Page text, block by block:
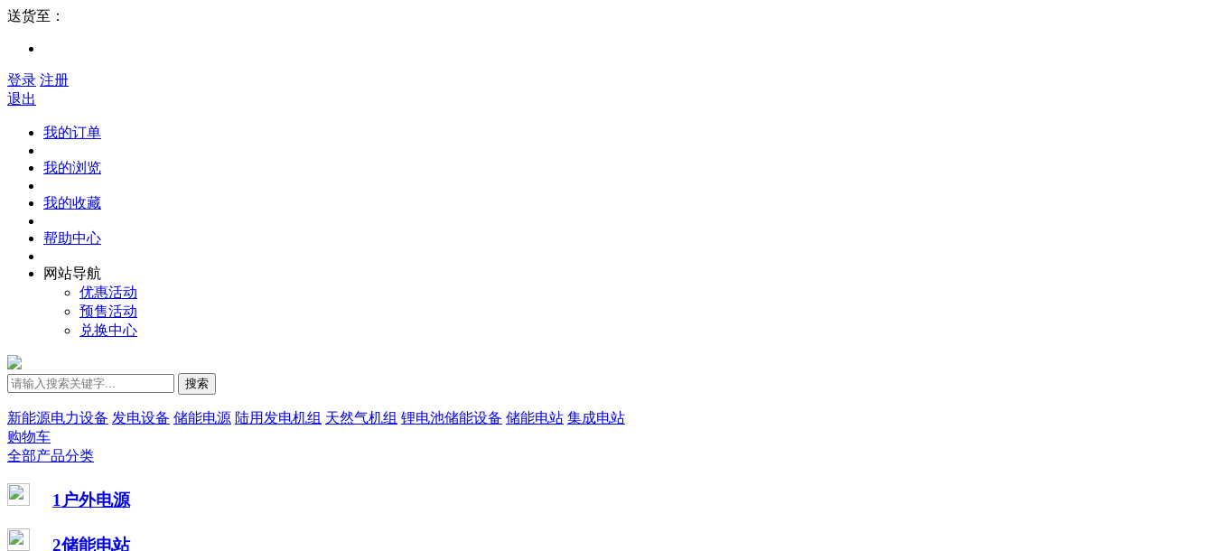
送货至：
登录 注册
退出
我的订单
我的浏览
我的收藏
帮助中心
网站导航
优惠活动
预售活动
兑换中心
搜索
新能源电力设备 发电设备 储能电源 陆用发电机组 天然气机组 锂电池储能设备 储能电站 集成电站
购物车
全部产品分类
1户外电源
2储能电站